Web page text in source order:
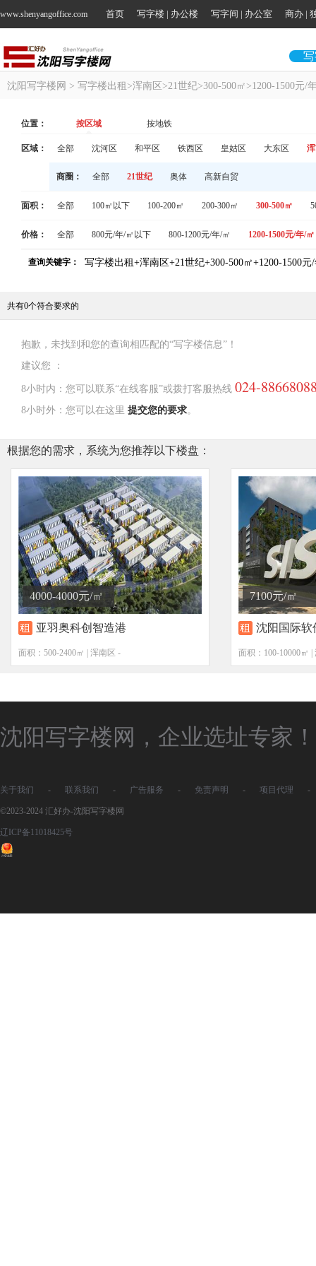
www.shenyangoffice.com 首页 写字楼 | 办公楼 写字间 | 办公室 商办 |
沈阳写字楼网 > 写字楼出租>浑南区>21世纪>300-500㎡>1200-1500元/
位置： 按区域 按地铁
区域： 全部 沈河区 和平区 铁西区 皇姑区 大东区
商圈： 全部 21世纪 奥体 高新自贸
面积： 全部 100㎡以下 100-200㎡ 200-300㎡ 300-500㎡
价格： 全部 800元/年/㎡以下 800-1200元/年/㎡ 1200-1500元/年/㎡
查询关键字： 写字楼出租+浑南区+21世纪+300-500㎡+1200-1500元
共有0个符合要求的
抱歉，未找到和您的查询相匹配的“写字楼信息”！
建议您 ：
8小时内：您可以联系“在线客服”或拨打客服热线 024-
8小时外：您可以在这里 提交您的要求。
根据您的需求，系统为您推荐以下楼盘：
4000-4000元/㎡
亚羽奥科创智造港
面积：500-2400㎡ | 浑南区 -
7100元/㎡
沈阳国际软
面积：100-10000㎡
沈阳写字楼网，企业选址专家！
关于我们 - 联系我们 - 广告服务 - 免责声明 - 项目代理 -
©2023-2024 汇好办-沈阳写字楼网
辽ICP备11018425号